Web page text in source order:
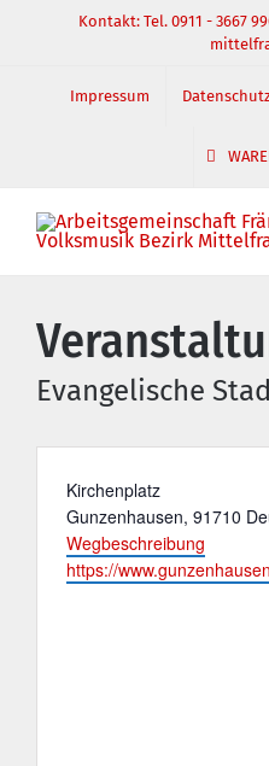
springen
Kontakt: Tel. 0911 - 3667
Impressum
Evangelische
Adresse
Kirchenplatz
Gunzenhausen, 91710
Wegbeschreibung
Webseite
https://